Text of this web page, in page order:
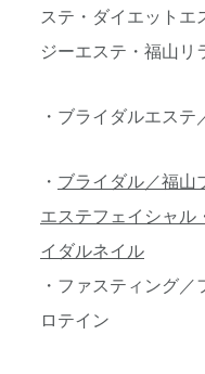
ステ・ダイエットエ
ジーエステ・福山リ
・ブライダルエステ
・ ブライダル／福山
エステフェイシャル
イダルネイル
・ファスティング
ロテイン